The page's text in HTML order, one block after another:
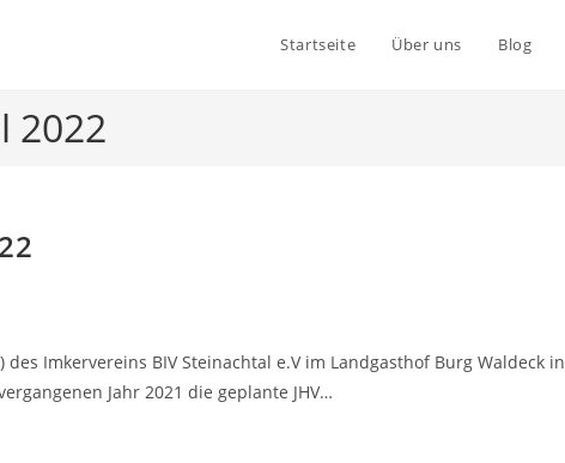
Startseite Über uns Blog
2022
Imkervereins BIV Steinachtal e.V im Landgasthof Burg Waldeck in
Jahr 2021 die geplante JHV…